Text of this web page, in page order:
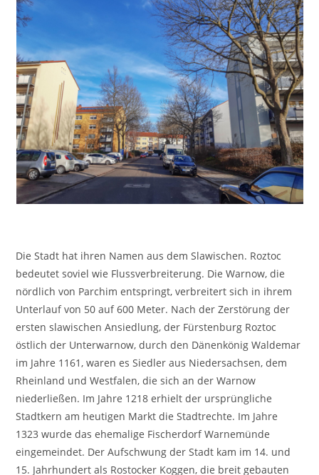
Die Stadt hat ihren Namen aus dem Slawischen. Roztoc
bedeutet soviel wie Flussverbreiterung. Die Warnow, die
nördlich von Parchim entspringt, verbreitert sich in ihrem
Unterlauf von 50 auf 600 Meter. Nach der Zerstörung der
ersten slawischen Ansiedlung, der Fürstenburg Roztoc
östlich der Unterwarnow, durch den Dänenkönig Waldemar
im Jahre 1161, waren es Siedler aus Niedersachsen, dem
Rheinland und Westfalen, die sich an der Warnow
niederließen. Im Jahre 1218 erhielt der ursprüngliche
Stadtkern am heutigen Markt die Stadtrechte. Im Jahre
1323 wurde das ehemalige Fischerdorf Warnemünde
eingemeindet. Der Aufschwung der Stadt kam im 14. und
15. Jahrhundert als Rostocker Koggen, die breit gebauten